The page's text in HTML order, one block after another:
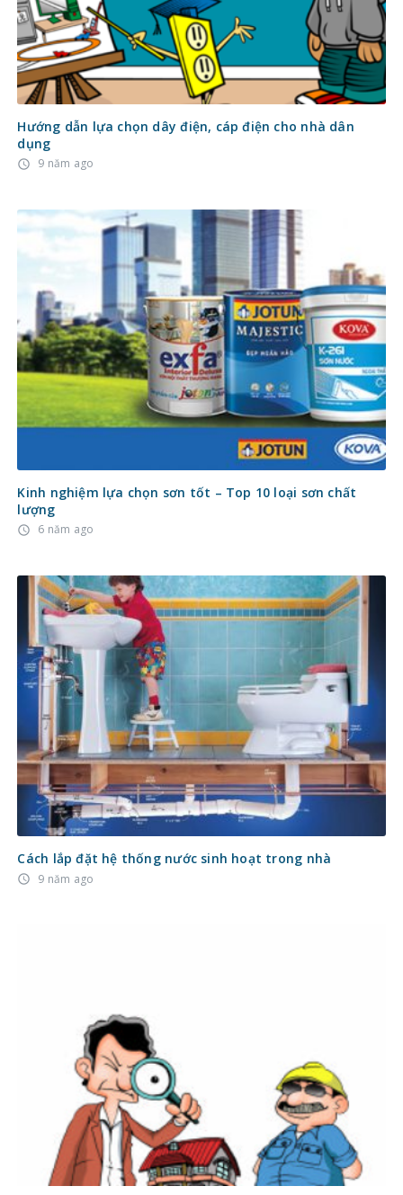
Hướng dẫn lựa chọn dây điện, cáp điện cho nhà dân
dụng
access_time 9 năm ago
Kinh nghiệm lựa chọn sơn tốt – Top 10 loại sơn chất
lượng
access_time 6 năm ago
Cách lắp đặt hệ thống nước sinh hoạt trong nhà
access_time 9 năm ago